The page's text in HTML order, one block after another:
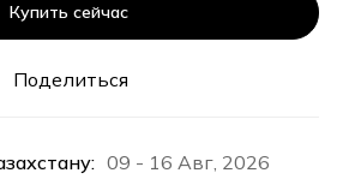
Купить сейчас
Поделиться
09 - 16 Авг, 2026